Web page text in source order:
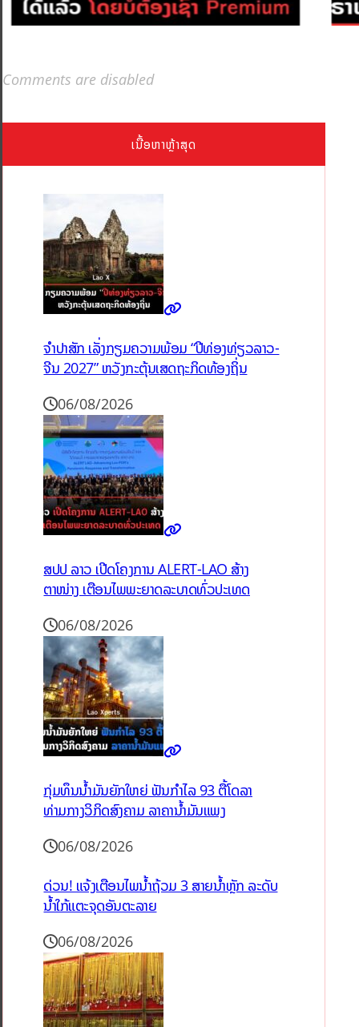
Comments are disabled
ເນື້ອຫາຫຼ້າສຸດ
ຈຳປາສັກ ເລັ່ງກຽມຄວາມພ້ອມ “ປີທ່ອງທ່ຽວລາວ-
ຈີນ 2027” ຫວັງກະຕຸ້ນເສດຖະກິດທ້ອງຖິ່ນ
06/08/2026
ສປປ ລາວ ເປີດໂຄງການ ALERT-LAO ສ້າງ
ຕາໜ່າງ ເຕືອນໄພພະຍາດລະບາດທົ່ວປະເທດ
06/08/2026
ກຸ່ມທຶນນ້ຳມັນຍັກໃຫຍ່ ຟັນກຳໄລ 93 ຕື້ໂດລາ
ທ່າມກາງວິກິດສົງຄາມ ລາຄານໍ້າມັນແພງ
06/08/2026
ດ່ວນ! ແຈ້ງເຕືອນໄພນໍ້າຖ້ວມ 3 ສາຍນໍ້າຫຼັກ ລະດັບ
ນໍ້າໃກ້ແຕະຈຸດອັນຕະລາຍ
06/08/2026